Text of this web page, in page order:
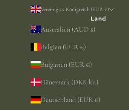
Vereinigtes Königreich (EUR €)
Land
Australien (AUD $)
Belgien (EUR €)
Bulgarien (EUR €)
Dänemark (DKK kr.)
Deutschland (EUR €)